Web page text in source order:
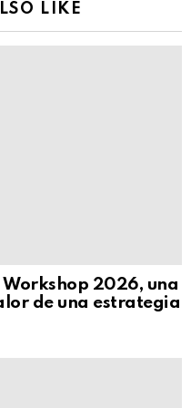
LIKE
Workshop 2026, una
de una estrategia